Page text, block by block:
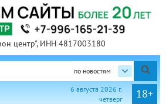
центр", ИНН 4817003180
по новостям
18+
6 августа 2026 г.
четверг